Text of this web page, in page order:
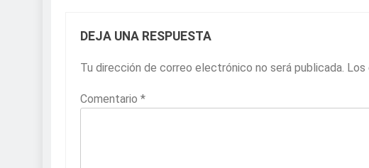
DEJA UNA RESPUESTA
Tu dirección de correo electrónico no será publicada. Los
Comentario *